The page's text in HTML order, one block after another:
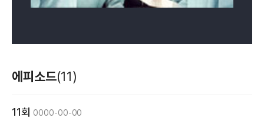
에피소드(11)
11회 0000-00-00